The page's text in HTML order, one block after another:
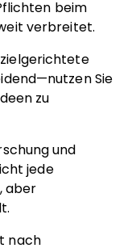
beim
verbreitet.
Sie
zu
und
jede
aber
nach